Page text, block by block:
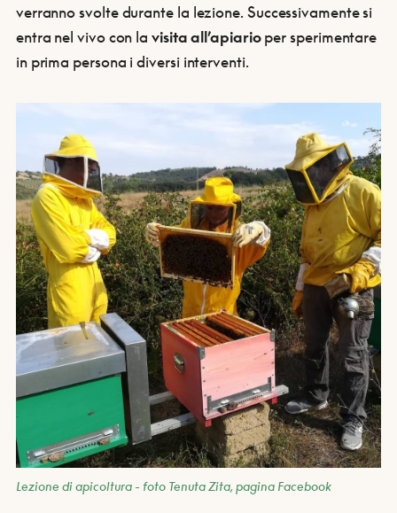
verranno svolte durante la lezione. Successivamente si
entra nel vivo con lavisita all’apiarioper sperimentare
in prima persona i diversi interventi.
Lezione di apicoltura - foto Tenuta Zita, pagina Facebook